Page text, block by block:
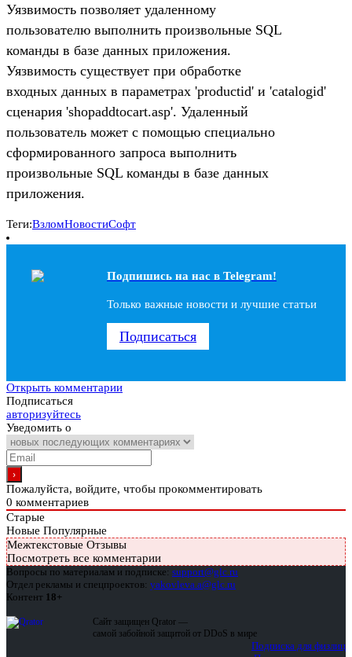
Уязвимость позволяет удаленному
пользователю выполнить произвольные SQL
команды в базе данных приложения.
Уязвимость существует при обработке
входных данных в параметрах 'productid' и 'catalogid'
сценария 'shopaddtocart.asp'. Удаленный
пользователь может с помощью специально
сформированного запроса выполнить
произвольные SQL команды в базе данных
приложения.
Теги:ВзломНовостиСофт
Подпишись на наc в Telegram!
Только важные новости и лучшие статьи
Подписаться
Открыть комментарии
Подписаться
авторизуйтесь
Уведомить о
Пожалуйста, войдите, чтобы прокомментировать
0 комментариев
Старые
Новые Популярные
Межтекстовые Отзывы
Посмотреть все комментарии
Вопросы по материалам и подписке: support@glc.ru
Отдел рекламы и спецпроектов: yakovleva.a@glc.ru
Контент 18+
Сайт защищен Qrator —
самой забойной защитой от DDoS в мире
Подписка для физлиц